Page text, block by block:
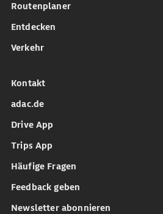
Routenplaner
Entdecken
Verkehr
Kontakt
adac.de
Drive App
Trips App
Häufige Fragen
Feedback geben
Newsletter abonnieren